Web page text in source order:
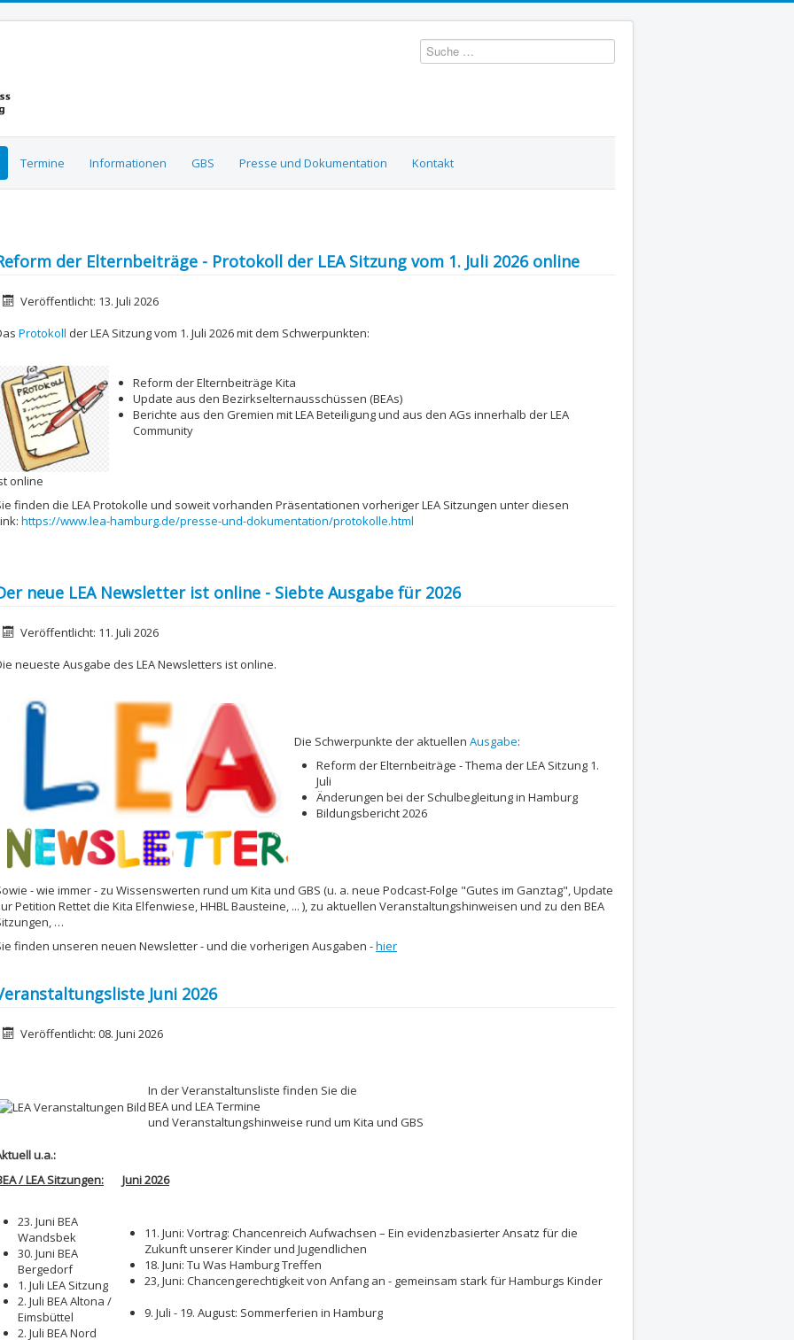
Suchen
Termine Informationen GBS Presse und Dokumentation Kontakt
der Elternbeiträge - Protokoll der LEA Sitzung vom 1. Juli 2026 online
Veröffentlicht: 13. Juli 2026
Protokoll der LEA Sitzung vom 1. Juli 2026 mit dem Schwerpunkten:
Reform der Elternbeiträge Kita
Update aus den Bezirkselternausschüssen (BEAs)
Berichte aus den Gremien mit LEA Beteiligung und aus den AGs innerhalb der LEA
Community
online
finden die LEA Protokolle und soweit vorhanden Präsentationen vorheriger LEA Sitzungen unter diesen
https://www.lea-hamburg.de/presse-und-dokumentation/protokolle.html
neue LEA Newsletter ist online - Siebte Ausgabe für 2026
Veröffentlicht: 11. Juli 2026
neueste Ausgabe des LEA Newsletters ist online.
Die Schwerpunkte der aktuellen Ausgabe:
Reform der Elternbeiträge - Thema der LEA Sitzung 1.
Juli
Änderungen bei der Schulbegleitung in Hamburg
Bildungsbericht 2026
- wie immer - zu Wissenswerten rund um Kita und GBS (u. a. neue Podcast-Folge "Gutes im Ganztag", Update
Petition Rettet die Kita Elfenwiese, HHBL Bausteine, ... ), zu aktuellen Veranstaltungshinweisen und zu den BEA
…
finden unseren neuen Newsletter - und die vorherigen Ausgaben -hier
Juni 2026
Veröffentlicht: 08. Juni 2026
In der Veranstaltunsliste finden Sie die
BEA und LEA Termine
und Veranstaltungshinweise rund um Kita und GBS
u.a.:
/ LEA Sitzungen:
Juni 2026
23. Juni BEA
Wandsbek
30. Juni BEA
Bergedorf
1. Juli LEA Sitzung
2. Juli BEA Altona /
Eimsbüttel
2. Juli BEA Nord
11. Juni: Vortrag: Chancenreich Aufwachsen – Ein evidenzbasierter Ansatz für die
Zukunft unserer Kinder und Jugendlichen
18. Juni: Tu Was Hamburg Treffen
23, Juni: Chancengerechtigkeit von Anfang an - gemeinsam stark für Hamburgs Kinder
9. Juli - 19. August: Sommerferien in Hamburg